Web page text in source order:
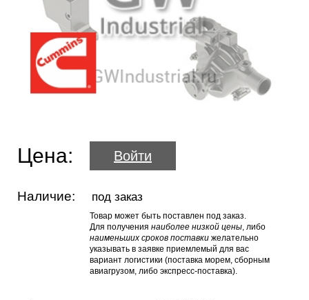
Цена: Войти
Наличие: под заказ
Товар может быть поставлен под заказ.
Для получения наиболее низкой цены, либо
наименьших сроков поставки желательно
указывать в заявке приемлемый для вас
вариант логистики (поставка морем, сборным
авиагрузом, либо экспресс-поставка).